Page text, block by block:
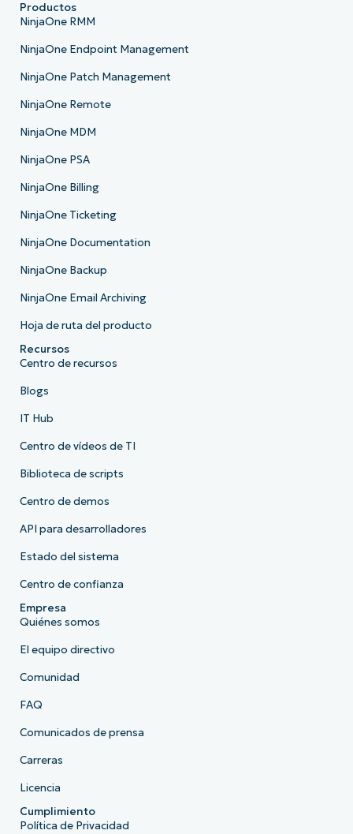
Productos
NinjaOne RMM
NinjaOne Endpoint Management
NinjaOne Patch Management
NinjaOne Remote
NinjaOne MDM
NinjaOne PSA
NinjaOne Billing
NinjaOne Ticketing
NinjaOne Documentation
NinjaOne Backup
NinjaOne Email Archiving
Hoja de ruta del producto
Recursos
Centro de recursos
Blogs
IT Hub
Centro de vídeos de TI
Biblioteca de scripts
Centro de demos
API para desarrolladores
Estado del sistema
Centro de confianza
Empresa
Quiénes somos
El equipo directivo
Comunidad
FAQ
Comunicados de prensa
Carreras
Licencia
Cumplimiento
Política de Privacidad